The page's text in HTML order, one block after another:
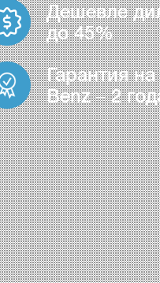
Дешевле
до 45%
Гарантия
Benz – 2